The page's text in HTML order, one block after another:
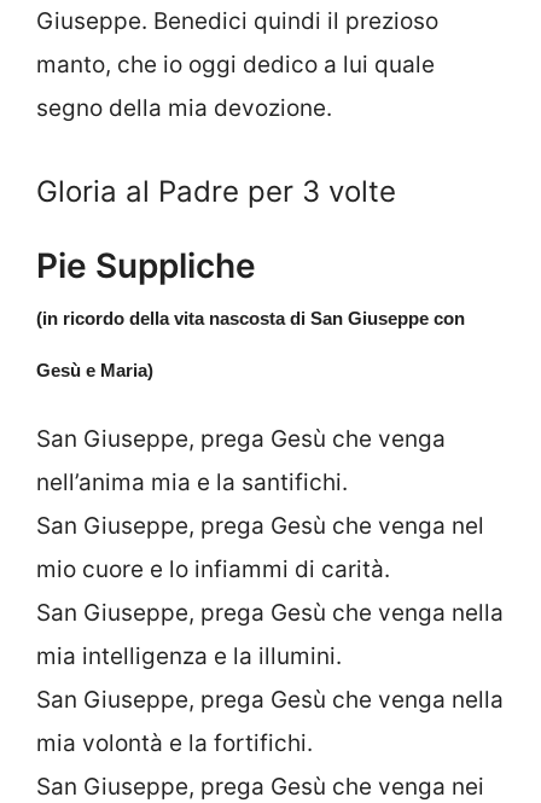
Giuseppe. Benedici quindi il prezioso
manto, che io oggi dedico a lui quale
segno della mia devozione.
Gloria al Padre per 3 volte
Pie Suppliche
(in ricordo della vita nascosta di San Giuseppe con
Gesù e Maria)
San Giuseppe, prega Gesù che venga
nell’anima mia e la santifichi.
San Giuseppe, prega Gesù che venga nel
mio cuore e lo infiammi di carità.
San Giuseppe, prega Gesù che venga nella
mia intelligenza e la illumini.
San Giuseppe, prega Gesù che venga nella
mia volontà e la fortifichi.
San Giuseppe, prega Gesù che venga nei